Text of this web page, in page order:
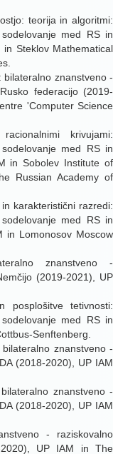
teorija in algoritmi:
med RS in
Steklov Mathematical
znanstveno -
federacijo (2019-
'Computer Science
krivujami:
med RS in
in Sobolev Institute of
Russian Academy of
karakteristični razredi:
med RS in
in Lomonosov Moscow
znanstveno -
(2019-2021), UP
posplošitve tetivnosti:
med RS in
Senftenberg.
znanstveno -
(2018-2020), UP IAM
znanstveno -
(2018-2020), UP IAM
- raziskovalno
UP IAM in The